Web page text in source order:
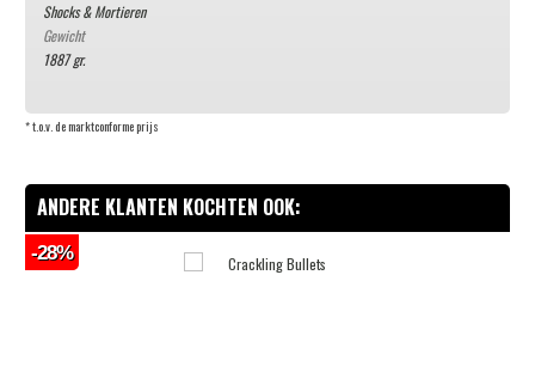
Shocks & Mortieren
Gewicht
1887 gr.
* t.o.v. de marktconforme prijs
ANDERE KLANTEN KOCHTEN OOK:
-28%